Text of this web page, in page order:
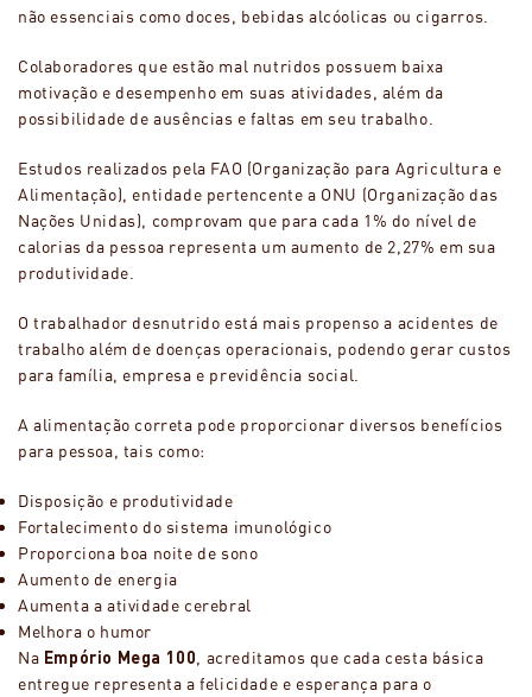
não essenciais como doces, bebidas alcóolicas ou cigarros.
Colaboradores que estão mal nutridos possuem baixa
motivação e desempenho em suas atividades, além da
possibilidade de ausências e faltas em seu trabalho.
Estudos realizados pela FAO (Organização para Agricultura e
Alimentação), entidade pertencente a ONU (Organização das
Nações Unidas), comprovam que para cada 1% do nível de
calorias da pessoa representa um aumento de 2,27% em sua
produtividade.
O trabalhador desnutrido está mais propenso a acidentes de
trabalho além de doenças operacionais, podendo gerar custos
para família, empresa e previdência social.
A alimentação correta pode proporcionar diversos benefícios
para pessoa, tais como:
Disposição e produtividade
Fortalecimento do sistema imunológico
Proporciona boa noite de sono
Aumento de energia
Aumenta a atividade cerebral
Melhora o humor
Na Empório Mega 100, acreditamos que cada cesta básica
entregue representa a felicidade e esperança para o